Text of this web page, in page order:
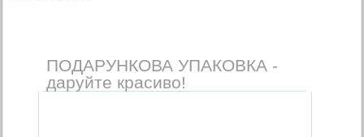
ПОДАРУНКОВА УПАКОВКА -
даруйте красиво!